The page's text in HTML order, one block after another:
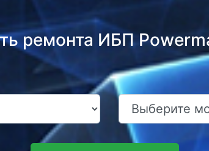
ремонта ИБП